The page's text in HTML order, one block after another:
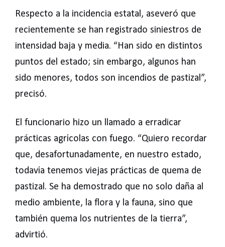
Respecto a la incidencia estatal, aseveró que
recientemente se han registrado siniestros de
intensidad baja y media. “Han sido en distintos
puntos del estado; sin embargo, algunos han
sido menores, todos son incendios de pastizal”,
precisó.
El funcionario hizo un llamado a erradicar
prácticas agrícolas con fuego. “Quiero recordar
que, desafortunadamente, en nuestro estado,
todavía tenemos viejas prácticas de quema de
pastizal. Se ha demostrado que no solo daña al
medio ambiente, la flora y la fauna, sino que
también quema los nutrientes de la tierra”,
advirtió.